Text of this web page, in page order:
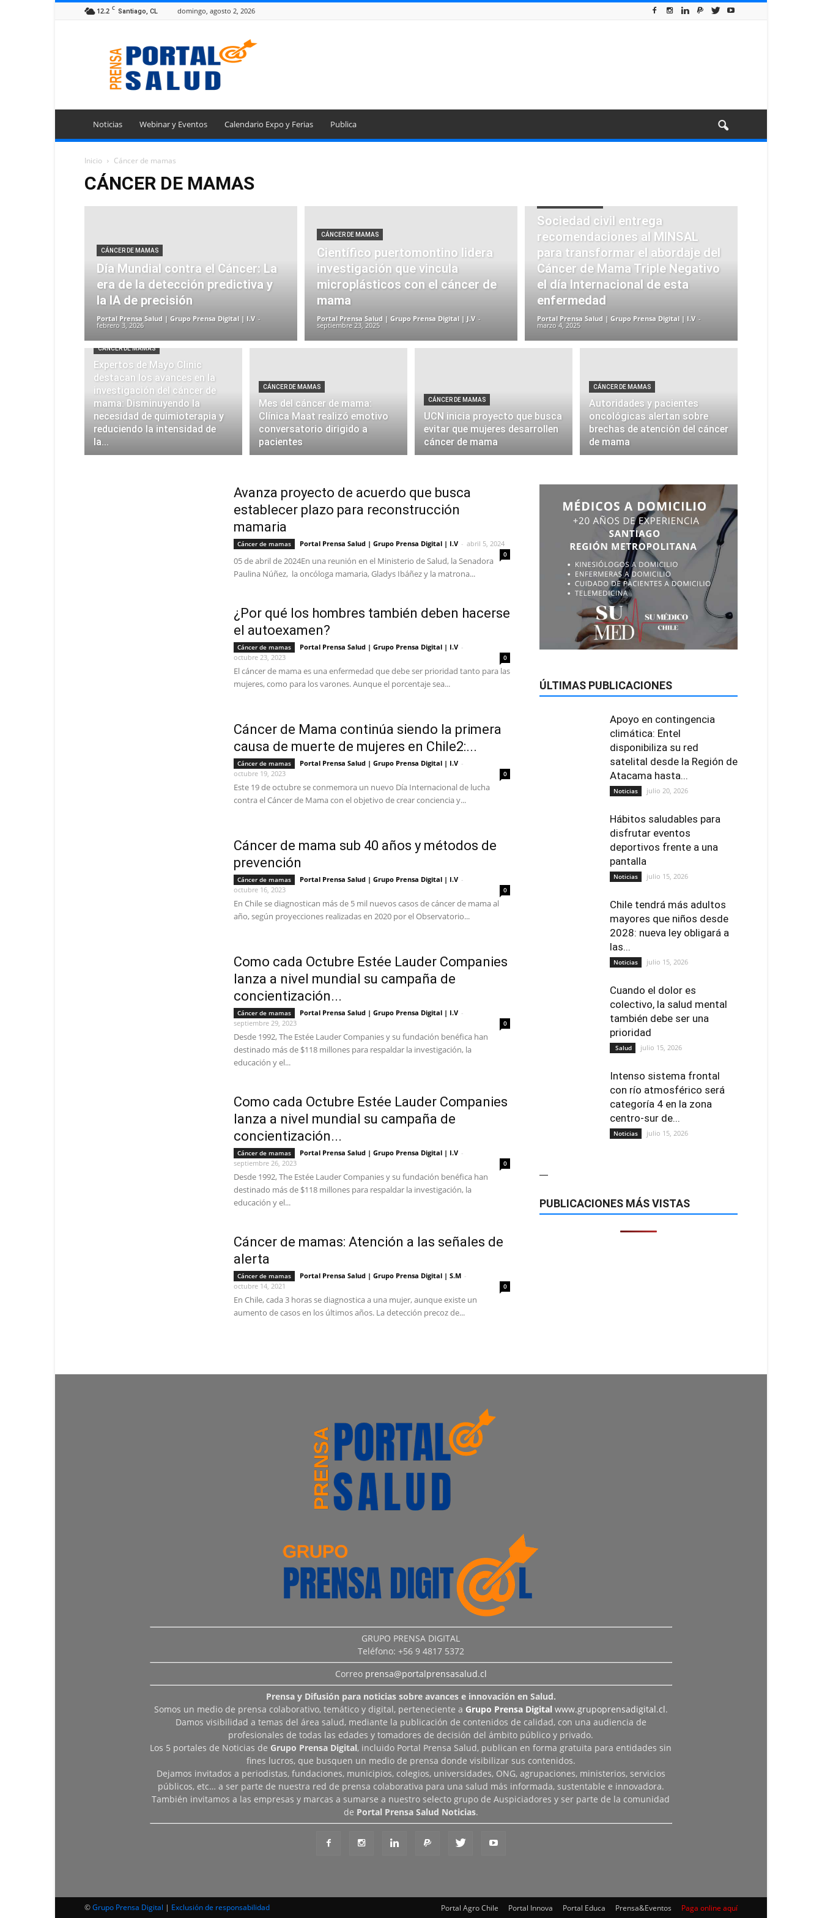
12.2 C Santiago, CL domingo, agosto 2, 2026
Portal
Prensa
Salud
Noticias Webinar y Eventos Calendario Expo y Ferias Publica
Inicio Cáncer de mamas
CÁNCER DE MAMAS
CÁNCER DE MAMAS
Día Mundial contra el Cáncer: La
era de la detección predictiva y
la IA de precisión
Portal Prensa Salud | Grupo Prensa Digital | I.V -
febrero 3, 2026
CÁNCER DE MAMAS
Científico puertomontino lidera
investigación que vincula
microplásticos con el cáncer de
mama
Portal Prensa Salud | Grupo Prensa Digital | J.V -
septiembre 23, 2025
Sociedad civil entrega
recomendaciones al MINSAL
para transformar el abordaje del
Cáncer de Mama Triple Negativo
el día Internacional de esta
enfermedad
Portal Prensa Salud | Grupo Prensa Digital | I.V -
marzo 4, 2025
CÁNCER DE MAMAS
Expertos de Mayo Clinic
destacan los avances en la
investigación del cáncer de
mama: Disminuyendo la
necesidad de quimioterapia y
reduciendo la intensidad de
la...
CÁNCER DE MAMAS
Mes del cáncer de mama:
Clínica Maat realizó emotivo
conversatorio dirigido a
pacientes
CÁNCER DE MAMAS
UCN inicia proyecto que busca
evitar que mujeres desarrollen
cáncer de mama
CÁNCER DE MAMAS
Autoridades y pacientes
oncológicas alertan sobre
brechas de atención del cáncer
de mama
Avanza proyecto de acuerdo que busca
establecer plazo para reconstrucción
mamaria
Cáncer de mamas Portal Prensa Salud | Grupo Prensa Digital | I.V - abril 5, 2024
0
05 de abril de 2024En una reunión en el Ministerio de Salud, la Senadora
Paulina Núñez, la oncóloga mamaria, Gladys Ibáñez y la matrona...
¿Por qué los hombres también deben hacerse
el autoexamen?
Cáncer de mamas Portal Prensa Salud | Grupo Prensa Digital | I.V -
octubre 23, 2023
0
El cáncer de mama es una enfermedad que debe ser prioridad tanto para las
mujeres, como para los varones. Aunque el porcentaje sea...
Cáncer de Mama continúa siendo la primera
causa de muerte de mujeres en Chile2:...
Cáncer de mamas Portal Prensa Salud | Grupo Prensa Digital | I.V -
octubre 19, 2023
0
Este 19 de octubre se conmemora un nuevo Día Internacional de lucha
contra el Cáncer de Mama con el objetivo de crear conciencia y...
Cáncer de mama sub 40 años y métodos de
prevención
Cáncer de mamas Portal Prensa Salud | Grupo Prensa Digital | I.V -
octubre 16, 2023
0
En Chile se diagnostican más de 5 mil nuevos casos de cáncer de mama al
año, según proyecciones realizadas en 2020 por el Observatorio...
Como cada Octubre Estée Lauder Companies
lanza a nivel mundial su campaña de
concientización...
Cáncer de mamas Portal Prensa Salud | Grupo Prensa Digital | I.V -
septiembre 29, 2023
0
Desde 1992, The Estée Lauder Companies y su fundación benéfica han
destinado más de $118 millones para respaldar la investigación, la
educación y el...
Como cada Octubre Estée Lauder Companies
lanza a nivel mundial su campaña de
concientización...
Cáncer de mamas Portal Prensa Salud | Grupo Prensa Digital | I.V -
septiembre 26, 2023
0
Desde 1992, The Estée Lauder Companies y su fundación benéfica han
destinado más de $118 millones para respaldar la investigación, la
educación y el...
Cáncer de mamas: Atención a las señales de
alerta
Cáncer de mamas Portal Prensa Salud | Grupo Prensa Digital | S.M -
octubre 14, 2021
0
En Chile, cada 3 horas se diagnostica a una mujer, aunque existe un
aumento de casos en los últimos años. La detección precoz de...
ÚLTIMAS PUBLICACIONES
Apoyo en contingencia
climática: Entel
disponibiliza su red
satelital desde la Región de
Atacama hasta...
Noticias julio 20, 2026
Hábitos saludables para
disfrutar eventos
deportivos frente a una
pantalla
Noticias julio 15, 2026
Chile tendrá más adultos
mayores que niños desde
2028: nueva ley obligará a
las...
Noticias julio 15, 2026
Cuando el dolor es
colectivo, la salud mental
también debe ser una
prioridad
Salud julio 15, 2026
Intenso sistema frontal
con río atmosférico será
categoría 4 en la zona
centro-sur de...
Noticias julio 15, 2026
—
PUBLICACIONES MÁS VISTAS
GRUPO PRENSA DIGITAL
Teléfono: +56 9 4817 5372
Correo prensa@portalprensasalud.cl
Prensa y Difusión para noticias sobre avances e innovación en Salud.
Somos un medio de prensa colaborativo, temático y digital, perteneciente a Grupo Prensa Digital www.grupoprensadigital.cl.
Damos visibilidad a temas del área salud, mediante la publicación de contenidos de calidad, con una audiencia de
profesionales de todas las edades y tomadores de decisión del ámbito público y privado.
Los 5 portales de Noticias de Grupo Prensa Digital, incluido Portal Prensa Salud, publican en forma gratuita para entidades sin
fines lucros, que busquen un medio de prensa donde visibilizar sus contenidos.
Dejamos invitados a periodistas, fundaciones, municipios, colegios, universidades, ONG, agrupaciones, ministerios, servicios
públicos, etc… a ser parte de nuestra red de prensa colaborativa para una salud más informada, sustentable e innovadora.
También invitamos a las empresas y marcas a sumarse a nuestro selecto grupo de Auspiciadores y ser parte de la comunidad
de Portal Prensa Salud Noticias.
Portal Agro Chile Portal Innova Portal Educa Prensa&Eventos Paga online aquí
©Grupo Prensa Digital | Exclusión de responsabilidad